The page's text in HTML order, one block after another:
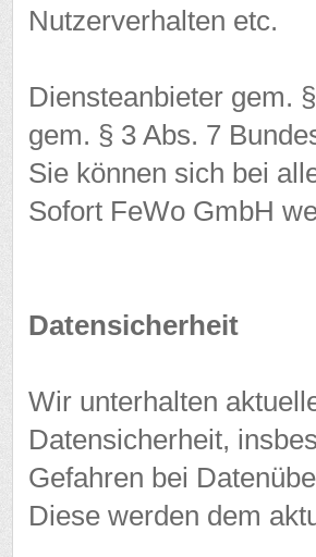
Nutzerverhalten etc.
Diensteanbieter gem.
gem. § 3 Abs. 7
Sie können sich bei
Sofort FeWo GmbH
Datensicherheit
Wir unterhalten
Datensicherheit,
Gefahren bei
Diese werden dem